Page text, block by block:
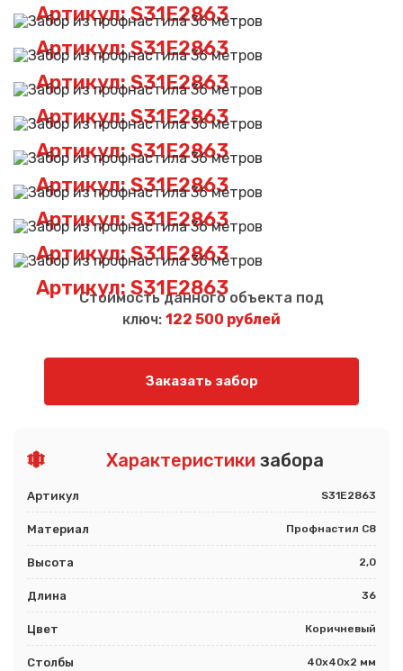
Артикул: S31E2863
Артикул: S31E2863
Артикул: S31E2863
Артикул: S31E2863
Артикул: S31E2863
Артикул: S31E2863
Артикул: S31E2863
Артикул: S31E2863
Артикул: S31E2863
Стоимость данного объекта под
ключ: 122 500 рублей
Заказать забор
Характеристики забора
Артикул S31E2863
Материал Профнастил С8
Высота 2,0
Длина 36
Цвет Коричневый
Столбы 40х40х2 мм